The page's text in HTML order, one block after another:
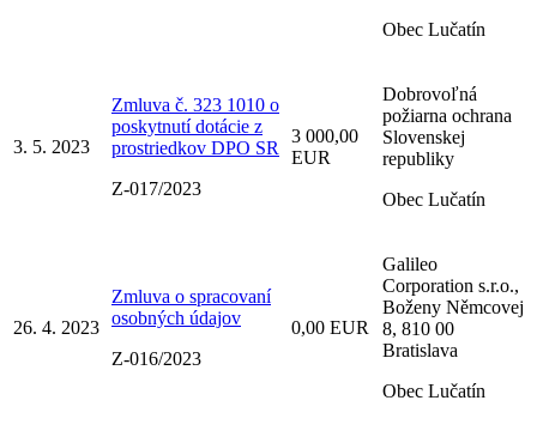
Obec Lučatín
3. 5. 2023
Zmluva č. 323 1010 o
poskytnutí dotácie z
prostriedkov DPO SR
Z-017/2023
3 000,00
EUR
Dobrovoľná
požiarna ochrana
Slovenskej
republiky
Obec Lučatín
26. 4. 2023
Zmluva o spracovaní
osobných údajov
Z-016/2023
0,00 EUR
Galileo
Corporation s.r.o.,
Boženy Němcovej
8, 810 00
Bratislava
Obec Lučatín